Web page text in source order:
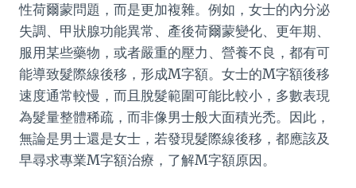
性荷爾蒙問題，而是更加複雜。例如，女士的內分泌
失調、甲狀腺功能異常、產後荷爾蒙變化、更年期、
服用某些藥物，或者嚴重的壓力、營養不良，都有可
能導致髮際線後移，形成M字額。女士的M字額後移
速度通常較慢，而且脫髮範圍可能比較小，多數表現
為髮量整體稀疏，而非像男士般大面積光禿。因此，
無論是男士還是女士，若發現髮際線後移，都應該及
早尋求專業M字額治療，了解M字額原因。